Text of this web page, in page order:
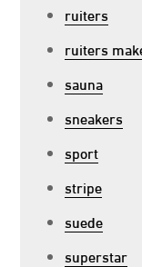
ruiters
ruiters
sauna
sneakers
sport
stripe
suede
superstar